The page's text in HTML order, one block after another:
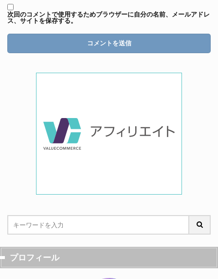
次回のコメントで使用するためブラウザーに自分の名前、メールアドレ
ス、サイトを保存する。
プロフィール